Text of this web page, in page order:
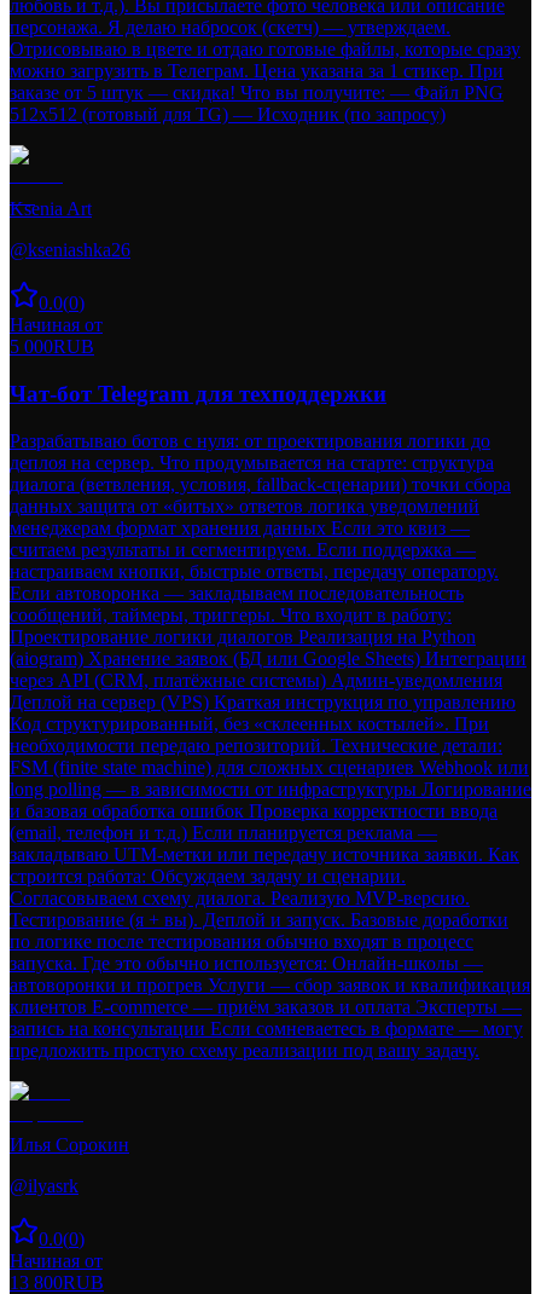
любовь и т.д.). Вы присылаете фото человека или описание
персонажа. Я делаю набросок (скетч) — утверждаем.
Отрисовываю в цвете и отдаю готовые файлы, которые сразу
можно загрузить в Телеграм. Цена указана за 1 стикер. При
заказе от 5 штук — скидка! Что вы получите: — Файл PNG
512x512 (готовый для TG) — Исходник (по запросу)
Ksenia Art
@kseniashka26
0.0(0)
Начиная от
5 000RUB
Чат-бот Telegram для техподдержки
Разрабатываю ботов с нуля: от проектирования логики до
деплоя на сервер. Что продумывается на старте: структура
диалога (ветвления, условия, fallback-сценарии) точки сбора
данных защита от «битых» ответов логика уведомлений
менеджерам формат хранения данных Если это квиз —
считаем результаты и сегментируем. Если поддержка —
настраиваем кнопки, быстрые ответы, передачу оператору.
Если автоворонка — закладываем последовательность
сообщений, таймеры, триггеры. Что входит в работу:
Проектирование логики диалогов Реализация на Python
(aiogram) Хранение заявок (БД или Google Sheets) Интеграции
через API (CRM, платёжные системы) Админ-уведомления
Деплой на сервер (VPS) Краткая инструкция по управлению
Код структурированный, без «склеенных костылей». При
необходимости передаю репозиторий. Технические детали:
FSM (finite state machine) для сложных сценариев Webhook или
long polling — в зависимости от инфраструктуры Логирование
и базовая обработка ошибок Проверка корректности ввода
(email, телефон и т.д.) Если планируется реклама —
закладываю UTM-метки или передачу источника заявки. Как
строится работа: Обсуждаем задачу и сценарии.
Согласовываем схему диалога. Реализую MVP-версию.
Тестирование (я + вы). Деплой и запуск. Базовые доработки
по логике после тестирования обычно входят в процесс
запуска. Где это обычно используется: Онлайн-школы —
автоворонки и прогрев Услуги — сбор заявок и квалификация
клиентов E-commerce — приём заказов и оплата Эксперты —
запись на консультации Если сомневаетесь в формате — могу
предложить простую схему реализации под вашу задачу.
Илья Сорокин
@ilyasrk
0.0(0)
Начиная от
13 800RUB